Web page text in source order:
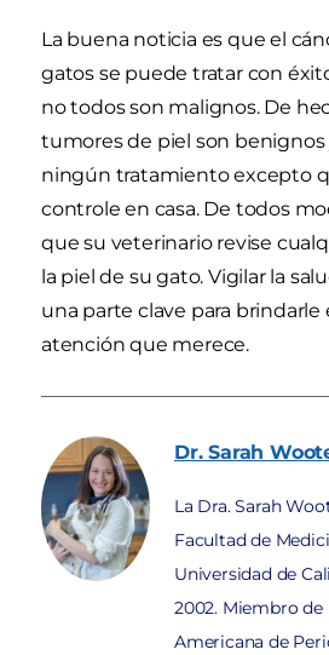
La buena noticia es que el
gatos se puede tratar con
no todos son malignos. De
tumores de piel son
ningún tratamiento excepto
controle en casa. De todos
que su veterinario revise
la piel de su gato. Vigilar la
una parte clave para brindarle
atención que merece.
Dr. Sarah
La Dra. Sarah
Facultad de
Universidad de
2002. Miembro de
Americana de